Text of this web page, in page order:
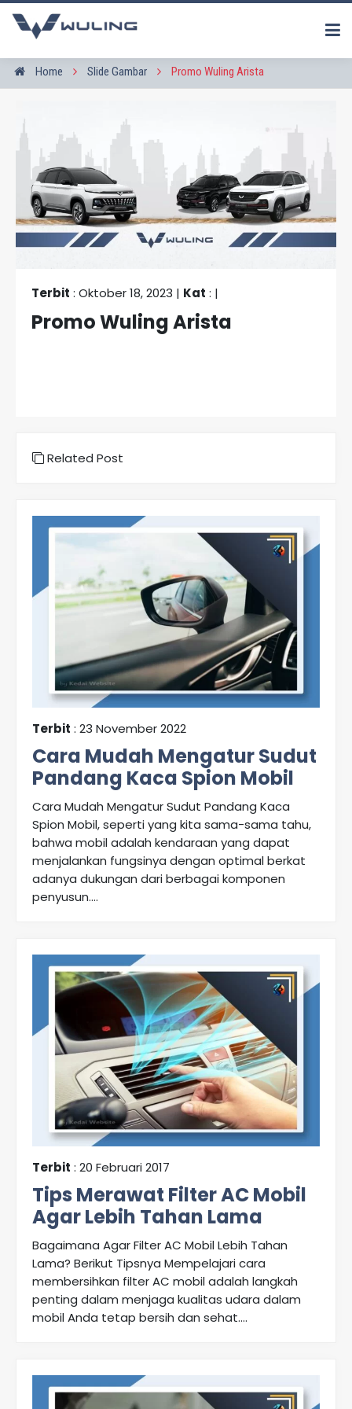
Home Slide Gambar Promo Wuling Arista
Terbit : Oktober 18, 2023 | Kat : |
Promo Wuling Arista
Related Post
Terbit : 23 November 2022
Cara Mudah Mengatur Sudut
Pandang Kaca Spion Mobil
Cara Mudah Mengatur Sudut Pandang Kaca
Spion Mobil, seperti yang kita sama-sama tahu,
bahwa mobil adalah kendaraan yang dapat
menjalankan fungsinya dengan optimal berkat
adanya dukungan dari berbagai komponen
penyusun....
Terbit : 20 Februari 2017
Tips Merawat Filter AC Mobil
Agar Lebih Tahan Lama
Bagaimana Agar Filter AC Mobil Lebih Tahan
Lama? Berikut Tipsnya Mempelajari cara
membersihkan filter AC mobil adalah langkah
penting dalam menjaga kualitas udara dalam
mobil Anda tetap bersih dan sehat....